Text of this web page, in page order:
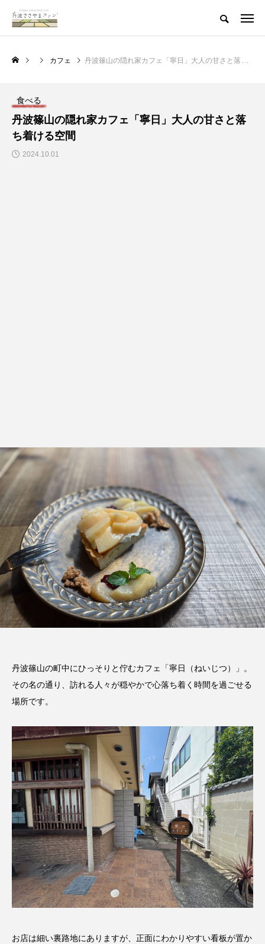
カフェ 丹波篠山の隠れ家カフェ「寧日」大人の甘さと落ち着ける空間
食べる
丹波篠山の隠れ家カフェ「寧日」大人の甘さと落
ち着ける空間
2024.10.01
丹波篠山の町中にひっそりと佇むカフェ「寧日（ねいじつ）」。
その名の通り、訪れる人々が穏やかで心落ち着く時間を過ごせる
場所です。
お店は細い裏路地にありますが、正面にわかりやすい看板が置か